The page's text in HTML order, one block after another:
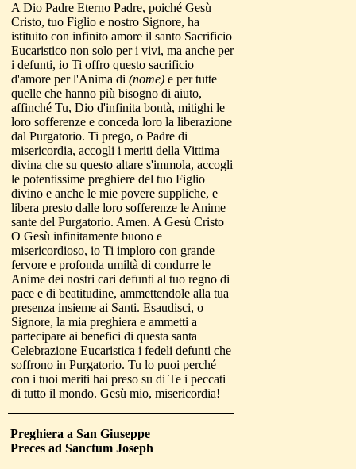
A Dio Padre Eterno Padre, poiché Gesù
Cristo, tuo Figlio e nostro Signore, ha
istituito con infinito amore il santo Sacrificio
Eucaristico non solo per i vivi, ma anche per
i defunti, io Ti offro questo sacrificio
d'amore per l'Anima di (nome) e per tutte
quelle che hanno più bisogno di aiuto,
affinché Tu, Dio d'infinita bontà, mitighi le
loro sofferenze e conceda loro la liberazione
dal Purgatorio. Ti prego, o Padre di
misericordia, accogli i meriti della Vittima
divina che su questo altare s'immola, accogli
le potentissime preghiere del tuo Figlio
divino e anche le mie povere suppliche, e
libera presto dalle loro sofferenze le Anime
sante del Purgatorio. Amen. A Gesù Cristo
O Gesù infinitamente buono e
misericordioso, io Ti imploro con grande
fervore e profonda umiltà di condurre le
Anime dei nostri cari defunti al tuo regno di
pace e di beatitudine, ammettendole alla tua
presenza insieme ai Santi. Esaudisci, o
Signore, la mia preghiera e ammetti a
partecipare ai benefici di questa santa
Celebrazione Eucaristica i fedeli defunti che
soffrono in Purgatorio. Tu lo puoi perché
con i tuoi meriti hai preso su di Te i peccati
di tutto il mondo. Gesù mio, misericordia!
Preghiera a San Giuseppe
Preces ad Sanctum Joseph